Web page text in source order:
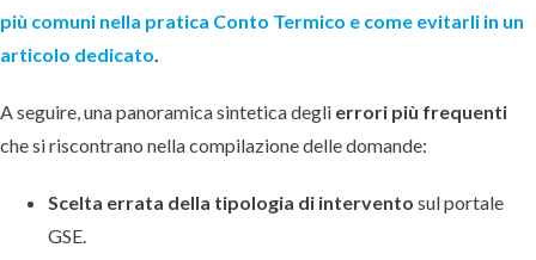
più comuni nella pratica Conto Termico e come evitarli in un
articolo dedicato.
A seguire, una panoramica sintetica degli errori più frequenti
che si riscontrano nella compilazione delle domande:
Scelta errata della tipologia di intervento sul portale
GSE.